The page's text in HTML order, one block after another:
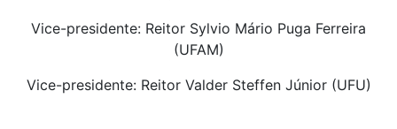
Vice-presidente: Reitor Sylvio Mário Puga Ferreira
(UFAM)
Vice-presidente: Reitor Valder Steffen Júnior (UFU)